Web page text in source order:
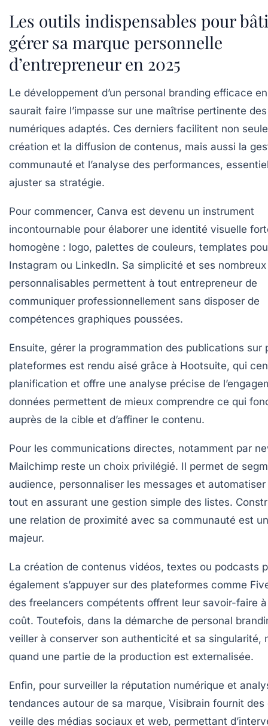
Les outils indispensables pour
gérer sa marque personnelle
d’entrepreneur en 2025
Le développement d’un personal branding efficace
saurait faire l’impasse sur une maîtrise pertinente
numériques adaptés. Ces derniers facilitent non
création et la diffusion de contenus, mais aussi la
communauté et l’analyse des performances,
ajuster sa stratégie.
Pour commencer, Canva est devenu un instrument
incontournable pour élaborer une identité visuelle
homogène : logo, palettes de couleurs, templates
Instagram ou LinkedIn. Sa simplicité et ses
personnalisables permettent à tout entrepreneur de
communiquer professionnellement sans disposer de
compétences graphiques poussées.
Ensuite, gérer la programmation des publications sur
plateformes est rendu aisé grâce à Hootsuite, qui
planification et offre une analyse précise de
données permettent de mieux comprendre ce qui
auprès de la cible et d’affiner le contenu.
Pour les communications directes, notamment par
Mailchimp reste un choix privilégié. Il permet de
audience, personnaliser les messages et automatiser
tout en assurant une gestion simple des listes.
une relation de proximité avec sa communauté est
majeur.
La création de contenus vidéos, textes ou podcasts
également s’appuyer sur des plateformes comme
des freelancers compétents offrent leur savoir-faire
coût. Toutefois, dans la démarche de personal
veiller à conserver son authenticité et sa singularité,
quand une partie de la production est externalisée.
Enfin, pour surveiller la réputation numérique et
tendances autour de sa marque, Visibrain fournit des
veille des médias sociaux et web, permettant